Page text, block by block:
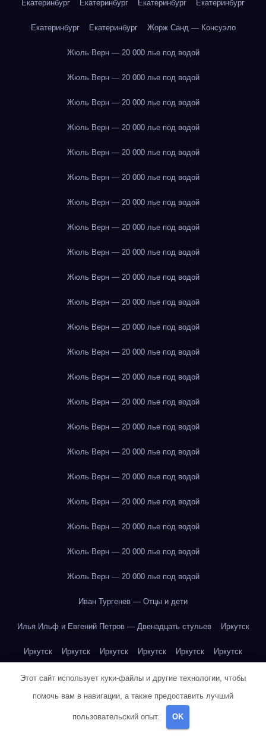
Екатеринбург Екатеринбург Екатеринбург Екатеринбург
Екатеринбург Екатеринбург Жорж Санд — Консуэло
Жюль Верн — 20 000 лье под водой
Жюль Верн — 20 000 лье под водой
Жюль Верн — 20 000 лье под водой
Жюль Верн — 20 000 лье под водой
Жюль Верн — 20 000 лье под водой
Жюль Верн — 20 000 лье под водой
Жюль Верн — 20 000 лье под водой
Жюль Верн — 20 000 лье под водой
Жюль Верн — 20 000 лье под водой
Жюль Верн — 20 000 лье под водой
Жюль Верн — 20 000 лье под водой
Жюль Верн — 20 000 лье под водой
Жюль Верн — 20 000 лье под водой
Жюль Верн — 20 000 лье под водой
Жюль Верн — 20 000 лье под водой
Жюль Верн — 20 000 лье под водой
Жюль Верн — 20 000 лье под водой
Жюль Верн — 20 000 лье под водой
Жюль Верн — 20 000 лье под водой
Жюль Верн — 20 000 лье под водой
Жюль Верн — 20 000 лье под водой
Жюль Верн — 20 000 лье под водой
Иван Тургенев — Отцы и дети
Илья Ильф и Евгений Петров — Двенадцать стульев Иркутск
Иркутск Иркутск Иркутск Иркутск Иркутск Иркутск
Иркутск Иркутск Иркутск Иркутск Иркутск Иркутск
Иркутск Иркутск Иркутск Иркутск Иркутск Иркутск
Иркутск Йогурт
Этот сайт использует куки-файлы и другие технологии, чтобы
помочь вам в навигации, а также предоставить лучший
пользовательский опыт. OK